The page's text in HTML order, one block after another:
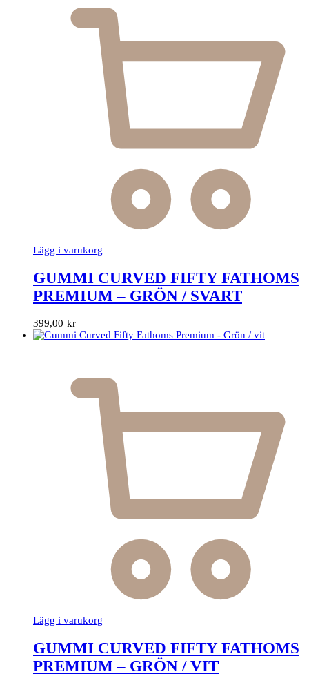
Lägg i varukorg
GUMMI CURVED FIFTY FATHOMS
PREMIUM – GRÖN / SVART
399,00 kr
Lägg i varukorg
GUMMI CURVED FIFTY FATHOMS
PREMIUM – GRÖN / VIT